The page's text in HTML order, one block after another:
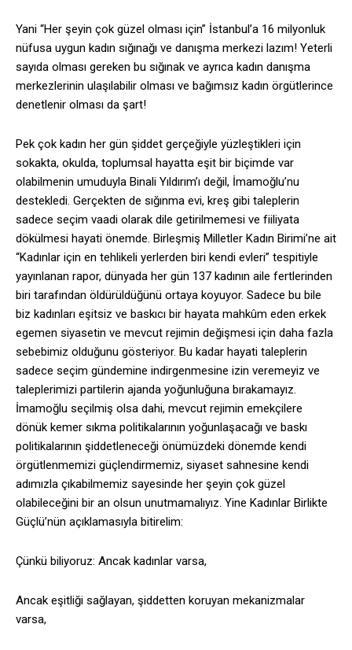
Yani “Her şeyin çok güzel olması için” İstanbul’a 16 milyonluk
nüfusa uygun kadın sığınağı ve danışma merkezi lazım! Yeterli
sayıda olması gereken bu sığınak ve ayrıca kadın danışma
merkezlerinin ulaşılabilir olması ve bağımsız kadın örgütlerince
denetlenir olması da şart!
Pek çok kadın her gün şiddet gerçeğiyle yüzleştikleri için
sokakta, okulda, toplumsal hayatta eşit bir biçimde var
olabilmenin umuduyla Binali Yıldırım’ı değil, İmamoğlu’nu
destekledi. Gerçekten de sığınma evi, kreş gibi taleplerin
sadece seçim vaadi olarak dile getirilmemesi ve fiiliyata
dökülmesi hayati önemde. Birleşmiş Milletler Kadın Birimi’ne ait
“Kadınlar için en tehlikeli yerlerden biri kendi evleri” tespitiyle
yayınlanan rapor, dünyada her gün 137 kadının aile fertlerinden
biri tarafından öldürüldüğünü ortaya koyuyor. Sadece bu bile
biz kadınları eşitsiz ve baskıcı bir hayata mahkûm eden erkek
egemen siyasetin ve mevcut rejimin değişmesi için daha fazla
sebebimiz olduğunu gösteriyor. Bu kadar hayati taleplerin
sadece seçim gündemine indirgenmesine izin veremeyiz ve
taleplerimizi partilerin ajanda yoğunluğuna bırakamayız.
İmamoğlu seçilmiş olsa dahi, mevcut rejimin emekçilere
dönük kemer sıkma politikalarının yoğunlaşacağı ve baskı
politikalarının şiddetleneceği önümüzdeki dönemde kendi
örgütlenmemizi güçlendirmemiz, siyaset sahnesine kendi
adımızla çıkabilmemiz sayesinde her şeyin çok güzel
olabileceğini bir an olsun unutmamalıyız. Yine Kadınlar Birlikte
Güçlü’nün açıklamasıyla bitirelim:
Çünkü biliyoruz: Ancak kadınlar varsa,
Ancak eşitliği sağlayan, şiddetten koruyan mekanizmalar
varsa,